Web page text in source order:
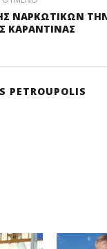
ΝΑΡΚΩΤΙΚΩΝ
ΚΑΡΑΝΤΙΝΑΣ
PETROUPOLIS